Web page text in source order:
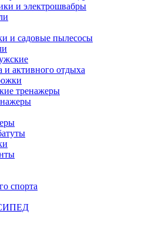
и электрошвабры
и садовые пылесосы
и активного отдыха
тренажеры
спорта